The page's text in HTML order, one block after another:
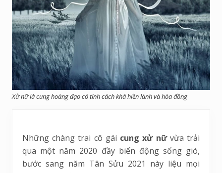
Xử nữ là cung hoàng đạo có tính cách khá hiền lành và hòa đồng
Những chàng trai cô gái cung xử nữvừa trải
qua một năm 2020 đầy biến động sống gió,
bước sang năm Tân Sửu 2021 này liệu mọi